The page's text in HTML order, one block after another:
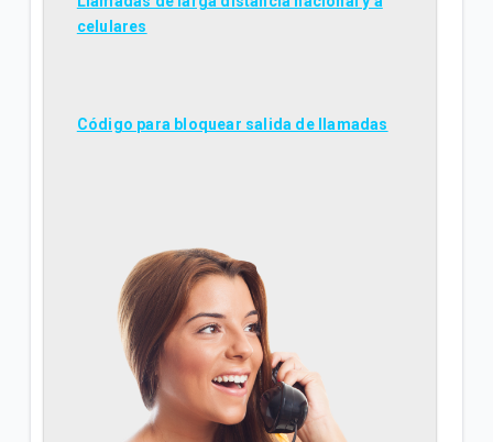
celulares
Código para bloquear salida de llamadas